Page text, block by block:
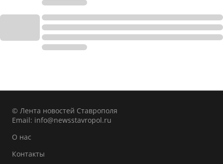
© Лента новостей Ставрополя
Email: info@newsstavropol.ru
О нас
Контакты